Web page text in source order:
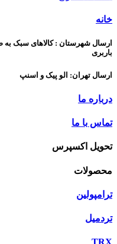
خانه
ارسال شهرستان : کالاهای سبک
باربری
ارسال تهران: الو پیک و اسنپ
درباره ما
تماس با ما
تحویل اکسپرس
محصولات
ترامپولین
تردمیل
TRX